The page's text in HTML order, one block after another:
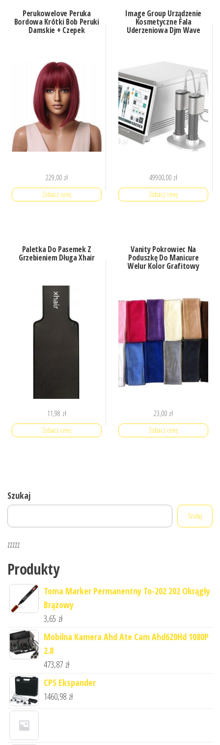
Perukowelove Peruka
Bordowa Krótki Bob Peruki
Damskie + Czepek
229,00 zł
Zobacz cenę
Image Group Urządzenie
Kosmetyczne Fala
Uderzeniowa Djm Wave
49900,00 zł
Zobacz cenę
Paletka Do Pasemek Z
Grzebieniem Długa Xhair
11,98 zł
Zobacz cenę
Vanity Pokrowiec Na
Poduszkę Do Manicure
Welur Kolor Grafitowy
23,00 zł
Zobacz cenę
Szukaj
Szukaj
zzzzz
Produkty
Toma Marker Permanentny To-202 202 Okrągły
Brązowy
3,65 zł
Mobilna Kamera Ahd Ate Cam Ahd620Hd 1080P
2.8
473,87 zł
CPS Ekspander
1460,98 zł